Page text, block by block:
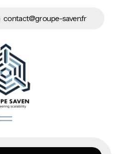
contact@groupe-saven.fr